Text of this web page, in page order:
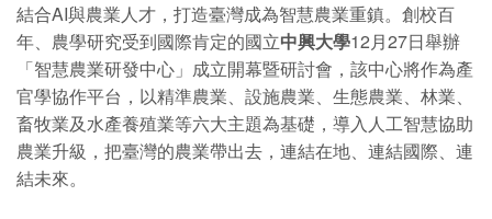
結合AI與農業人才，打造臺灣成為智慧農業重鎮。創校百
年、農學研究受到國際肯定的國立中興大學12月27日舉辦
「智慧農業研發中心」成立開幕暨研討會，該中心將作為產
官學協作平台，以精準農業、設施農業、生態農業、林業、
畜牧業及水產養殖業等六大主題為基礎，導入人工智慧協助
農業升級，把臺灣的農業帶出去，連結在地、連結國際、連
結未來。